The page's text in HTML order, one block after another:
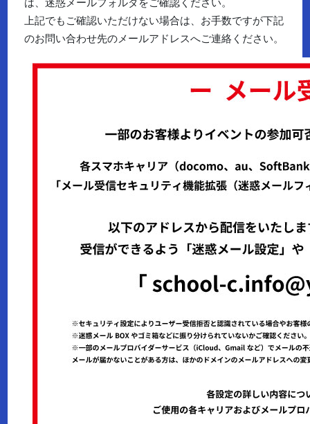
上記でもご確認いただけない場合は、お手数ですが下記
のお問い合わせ先のメールアドレスへご連絡ください。